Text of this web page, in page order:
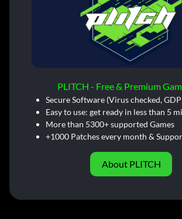
PLITCH - Free & Premium
Secure Software (Virus checked,
Easy to use: get ready in less than 5
More than 5300+ supported Games
+1000 Patches every month &
About PLITCH